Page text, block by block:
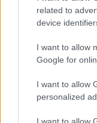
related to
device
I want to allow
Google for
I want to allow
personalized